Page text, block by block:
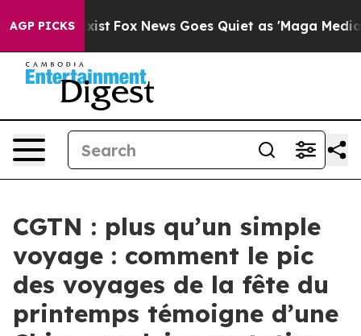
AGP PICKS
They Exist Fox News Goes Quiet as 'Maga Media
CGTN : plus qu’un simple
voyage : comment le pic
des voyages de la fête du
printemps témoigne d’une